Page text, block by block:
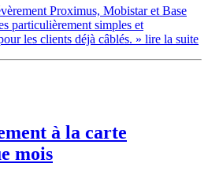
Proximus, Mobistar et Base
particulièrement simples et
les clients déjà câblés. » lire la suite
à la carte
mois